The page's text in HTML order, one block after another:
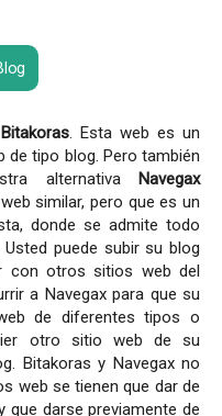
. Esta web es un
de tipo blog. Pero también
alternativa Navegax
similar, pero que es un
donde se admite todo
puede subir su blog
con otros sitios web del
a Navegax para que su
de diferentes tipos o
otro sitio web de su
Bitakoras y Navegax no
web se tienen que dar de
que darse previamente de